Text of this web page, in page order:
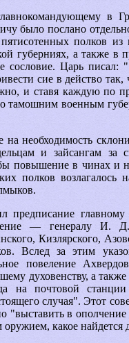
в
было послано
полков
губерниях, а также в
сословие. Царь
сие в действо
и ставя каждую по
тамошним военным
необходимость
и зайсангам за
повышение в чинах и
полков возлагалось
предписание
— генералу И. Д.
Кизлярского,
Вслед за этим
повеление
духовенству, а
на почтовой
случая". Этот
"выставить в
какое